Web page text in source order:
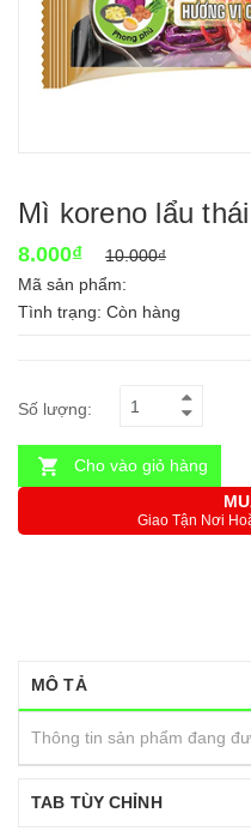
Mì koreno lẩu thái
8.000₫
10.000₫
Mã sản phẩm:
Tình trạng: Còn hàng
Số lượng:
Cho vào giỏ hàng
Giao Tận Nơi
MÔ TẢ
Thông tin sản phẩm đang
TAB TÙY CHỈNH